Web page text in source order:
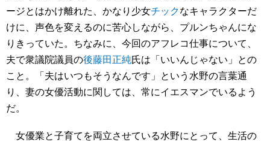
ージとはかけ離れた、かなり少女チックなキャラクターだ
けに、声色を変えるのに苦心しながら、プルンちゃんにな
りきっていた。ちなみに、今回のアフレコ仕事について、
夫で衆議院議員の後藤田正純氏は「いいんじゃない」との
こと。「夫はいつもそうなんです」という水野の言葉通
り、妻の女優活動に関しては、常にイエスマンでいるよう
だ。
女優業と子育てを両立させている水野にとって、生活の